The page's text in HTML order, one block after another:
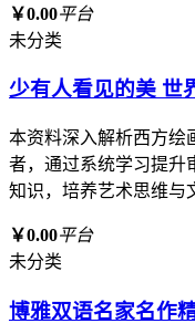
￥0.00平台
未分类
少有人看见的美 世
本资料深入解析西方绘
者，通过系统学习提升
知识，培养艺术思维与
￥0.00平台
未分类
博雅双语名家名作